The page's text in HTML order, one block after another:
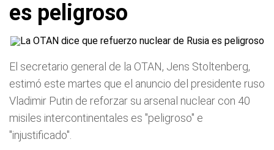
es peligroso
El secretario general de la OTAN, Jens Stoltenberg,
estimó este martes que el anuncio del presidente ruso
Vladimir Putin de reforzar su arsenal nuclear con 40
misiles intercontinentales es "peligroso" e
"injustificado".